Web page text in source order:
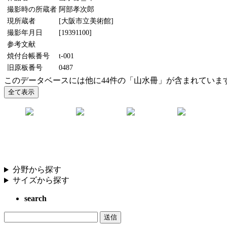
撮影時の所蔵者 阿部孝次郎
現所蔵者
[大阪市立美術館]
撮影年月日
[19391100]
参考文献
焼付台帳番号
t-001
旧原板番号
0487
このデータベースには他に44件の「山水冊」が含まれていま
分野から探す
サイズから探す
search